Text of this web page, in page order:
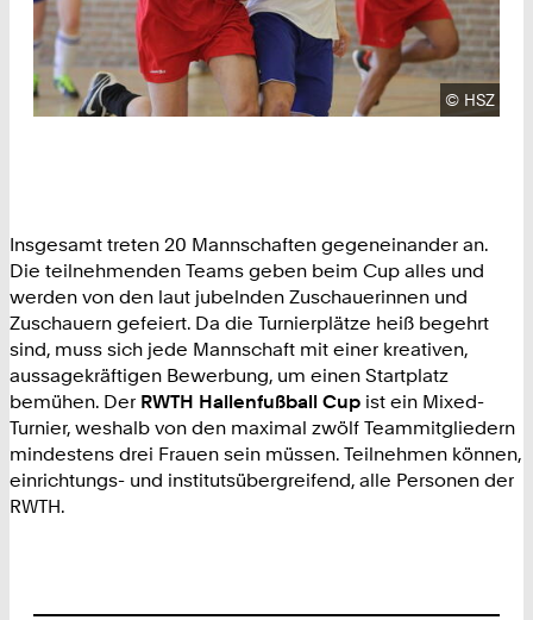
© HSZ
Insgesamt treten 20 Mannschaften gegeneinander an.
Die teilnehmenden Teams geben beim Cup alles und
werden von den laut jubelnden Zuschauerinnen und
Zuschauern gefeiert. Da die Turnierplätze heiß begehrt
sind, muss sich jede Mannschaft mit einer kreativen,
aussagekräftigen Bewerbung, um einen Startplatz
bemühen. Der RWTH Hallenfußball Cup ist ein Mixed-
Turnier, weshalb von den maximal zwölf Teammitgliedern
mindestens drei Frauen sein müssen. Teilnehmen können,
einrichtungs- und institutsübergreifend, alle Personen der
RWTH.